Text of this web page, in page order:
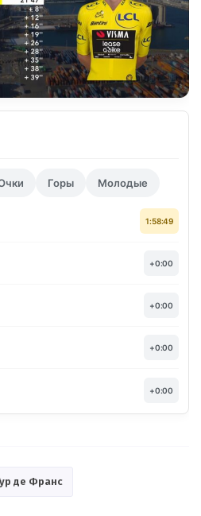
Горы Молодые
1:58:49
+0:00
+0:00
+0:00
+0:00
де Франс